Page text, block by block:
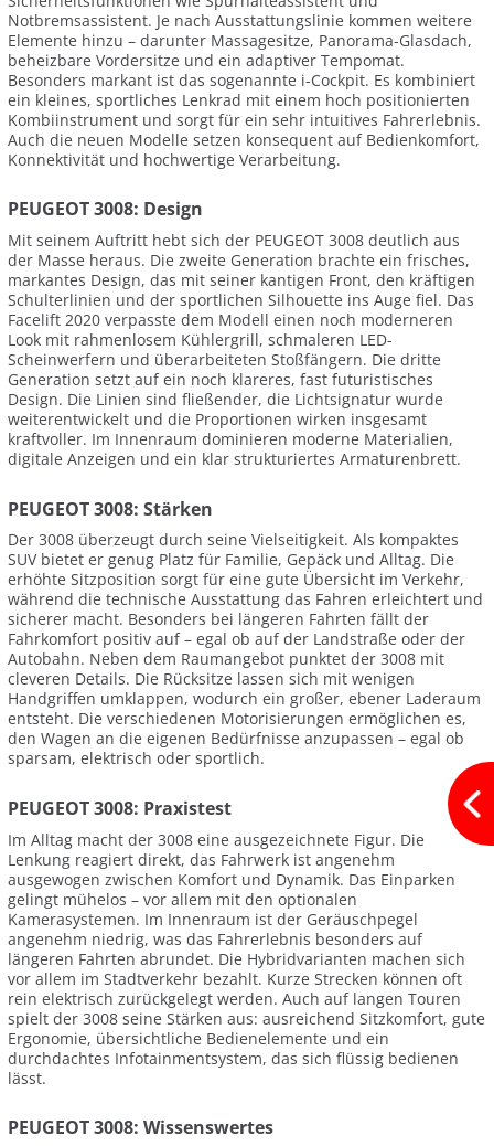
Notbremsassistent. Je nach Ausstattungslinie kommen weitere
Elemente hinzu – darunter Massagesitze, Panorama-Glasdach,
beheizbare Vordersitze und ein adaptiver Tempomat.
Besonders markant ist das sogenannte i-Cockpit. Es kombiniert
ein kleines, sportliches Lenkrad mit einem hoch positionierten
Kombiinstrument und sorgt für ein sehr intuitives Fahrerlebnis.
Auch die neuen Modelle setzen konsequent auf Bedienkomfort,
Konnektivität und hochwertige Verarbeitung.
PEUGEOT 3008: Design
Mit seinem Auftritt hebt sich der PEUGEOT 3008 deutlich aus
der Masse heraus. Die zweite Generation brachte ein frisches,
markantes Design, das mit seiner kantigen Front, den kräftigen
Schulterlinien und der sportlichen Silhouette ins Auge fiel. Das
Facelift 2020 verpasste dem Modell einen noch moderneren
Look mit rahmenlosem Kühlergrill, schmaleren LED-
Scheinwerfern und überarbeiteten Stoßfängern. Die dritte
Generation setzt auf ein noch klareres, fast futuristisches
Design. Die Linien sind fließender, die Lichtsignatur wurde
weiterentwickelt und die Proportionen wirken insgesamt
kraftvoller. Im Innenraum dominieren moderne Materialien,
digitale Anzeigen und ein klar strukturiertes Armaturenbrett.
PEUGEOT 3008: Stärken
Der 3008 überzeugt durch seine Vielseitigkeit. Als kompaktes
SUV bietet er genug Platz für Familie, Gepäck und Alltag. Die
erhöhte Sitzposition sorgt für eine gute Übersicht im Verkehr,
während die technische Ausstattung das Fahren erleichtert und
sicherer macht. Besonders bei längeren Fahrten fällt der
Fahrkomfort positiv auf – egal ob auf der Landstraße oder der
Autobahn. Neben dem Raumangebot punktet der 3008 mit
cleveren Details. Die Rücksitze lassen sich mit wenigen
Handgriffen umklappen, wodurch ein großer, ebener Laderaum
entsteht. Die verschiedenen Motorisierungen ermöglichen es,
den Wagen an die eigenen Bedürfnisse anzupassen – egal ob
sparsam, elektrisch oder sportlich.
PEUGEOT 3008: Praxistest
Im Alltag macht der 3008 eine ausgezeichnete Figur. Die
Lenkung reagiert direkt, das Fahrwerk ist angenehm
ausgewogen zwischen Komfort und Dynamik. Das Einparken
gelingt mühelos – vor allem mit den optionalen
Kamerasystemen. Im Innenraum ist der Geräuschpegel
angenehm niedrig, was das Fahrerlebnis besonders auf
längeren Fahrten abrundet. Die Hybridvarianten machen sich
vor allem im Stadtverkehr bezahlt. Kurze Strecken können oft
rein elektrisch zurückgelegt werden. Auch auf langen Touren
spielt der 3008 seine Stärken aus: ausreichend Sitzkomfort, gute
Ergonomie, übersichtliche Bedienelemente und ein
durchdachtes Infotainmentsystem, das sich flüssig bedienen
lässt.
PEUGEOT 3008: Wissenswertes